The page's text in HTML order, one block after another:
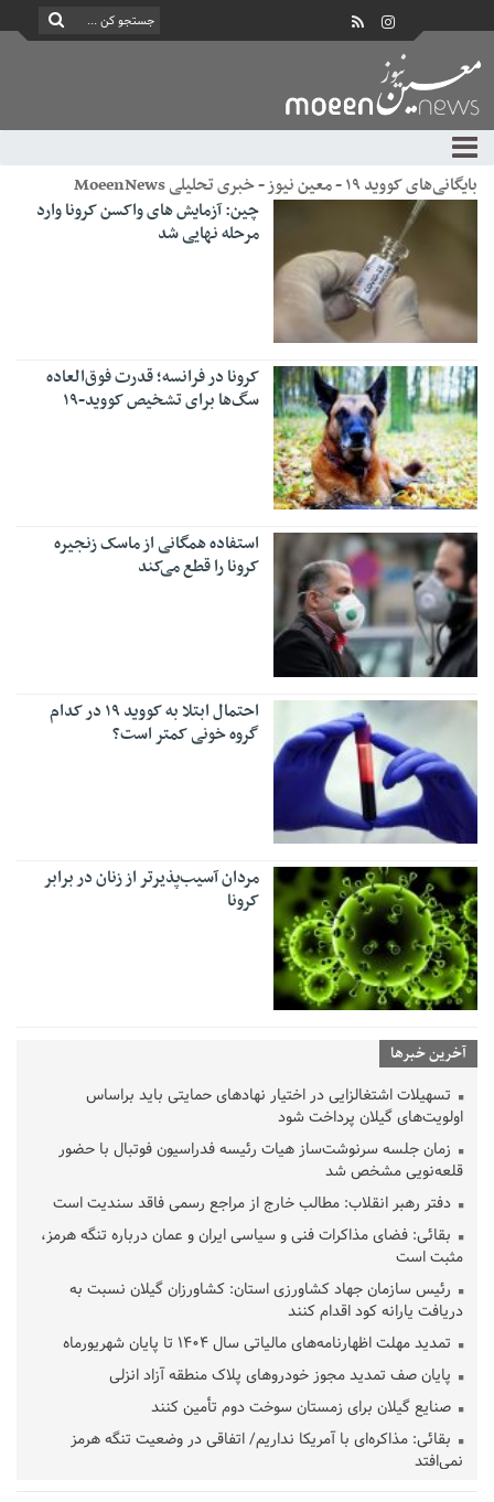
بایگانی‌های کووید ۱۹ - معین نیوز - خبری تحلیلی MoeenNews
چین: آزمایش های واکسن کرونا وارد
مرحله نهایی شد
کرونا در فرانسه؛ قدرت فوق‌العاده
سگ‌ها برای تشخیص کووید-۱۹
استفاده همگانی از ماسک زنجیره
کرونا را قطع می‌کند
احتمال ابتلا به کووید ۱۹ در کدام
گروه خونی کمتر است؟
مردان آسیب‌پذیرتر از زنان در برابر
کرونا
آخرین خبرها
تسهیلات اشتغالزایی در اختیار نهادهای حمایتی باید براساس
اولویت‌های گیلان پرداخت شود
زمان جلسه سرنوشت‌ساز هیات رئیسه فدراسیون فوتبال با حضور
قلعه‌نویی مشخص شد
دفتر رهبر انقلاب: مطالب خارج از مراجع رسمی فاقد سندیت است
بقائی: فضای مذاکرات فنی و سیاسی ایران و عمان درباره تنگه هرمز،
مثبت است
رئیس سازمان جهاد کشاورزی استان: کشاورزان گیلان نسبت به
دریافت یارانه کود اقدام کنند
تمدید مهلت اظهارنامه‌های مالیاتی سال ۱۴۰۴ تا پایان شهریورماه
پایان صف تمدید مجوز خودروهای پلاک منطقه آزاد انزلی
صنایع گیلان برای زمستان سوخت دوم تأمین کنند
بقائی: مذاکره‌ای با آمریکا نداریم/ اتفاقی در وضعیت تنگه هرمز
نمی‌افتد